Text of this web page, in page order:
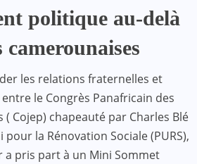
politique au-delà
les relations fraternelles et
le Congrès Panafricain des
( Cojep) chapeauté par Charles Blé
la Rénovation Sociale (PURS),
a pris part à un Mini Sommet